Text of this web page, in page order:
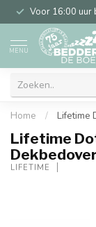
Voor 16:00 uur
MENU
Home / Lifetime
Lifetime
LIFETIME